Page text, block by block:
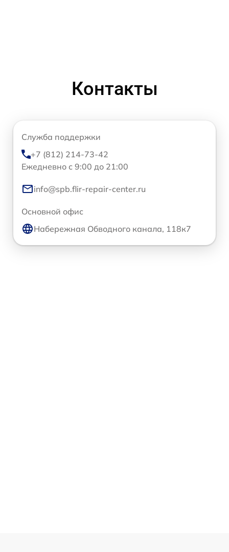
Контакты
Служба поддержки
+7 (812) 214-73-42
Ежедневно с 9:00 до 21:00
info@spb.flir-repair-center.ru
Основной офис
Набережная Обводного канала, 118к7